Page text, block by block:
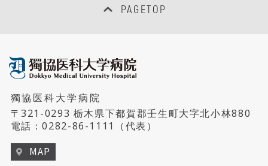
女性医師支援センター
病床管理センター
病児保育室「にじいろキッズ」
PAGETOP
獨協医科大学病院
〒321-0293 栃木県下都賀郡壬生町大字北小林880
電話：0282-86-1111 （代表）
MAP